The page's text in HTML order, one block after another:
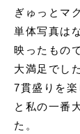
ぎゅっとマ
単体写真は
映ったもの
大満足でし
7貫盛りを
と私の一番
た。